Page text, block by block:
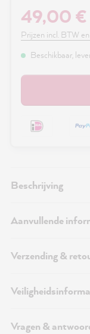
49,00 €
Prijzen incl. BTW
Beschikbaar,
Beschrijving
Aanvullende
Verzending &
Vragen &